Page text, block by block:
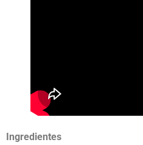
Ingredientes